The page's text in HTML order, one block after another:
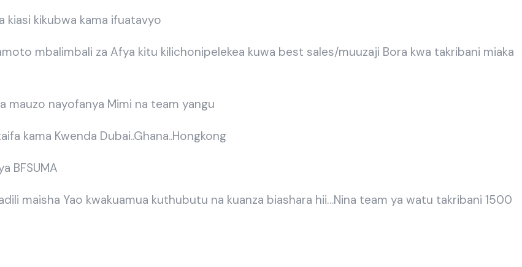
kiasi kikubwa kama ifuatavyo
mbalimbali za Afya kitu kilichonipelekea kuwa best sales/muuzaji Bora kwa takribani miaka
mauzo nayofanya Mimi na team yangu
kama Kwenda Dubai..Ghana..Hongkong
BFSUMA
maisha Yao kwakuamua kuthubutu na kuanza biashara hii…Nina team ya watu takribani 1500